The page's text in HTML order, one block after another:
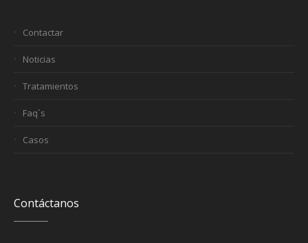
Contactar
Noticias
Tratamientos
Faq´s
Casos
Contáctanos